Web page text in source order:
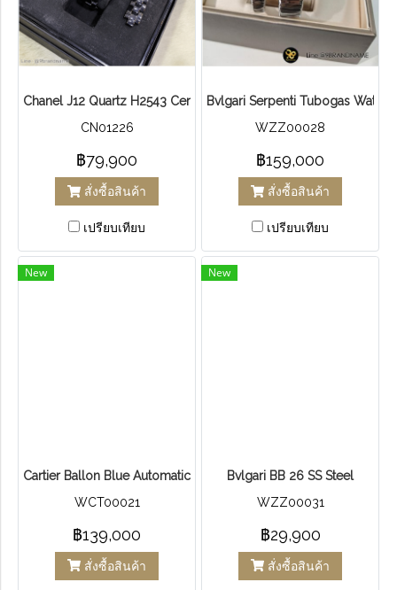
Chanel J12 Quartz H2543 Ceramic
CN01226
฿79,900
สั่งซื้อสินค้า
เปรียบเทียบ
Bvlgari Serpenti Tubogas Watch
WZZ00028
฿159,000
สั่งซื้อสินค้า
เปรียบเทียบ
New
Cartier Ballon Blue Automatic Chronograph
WCT00021
฿139,000
สั่งซื้อสินค้า
New
Bvlgari BB 26 SS Steel
WZZ00031
฿29,900
สั่งซื้อสินค้า